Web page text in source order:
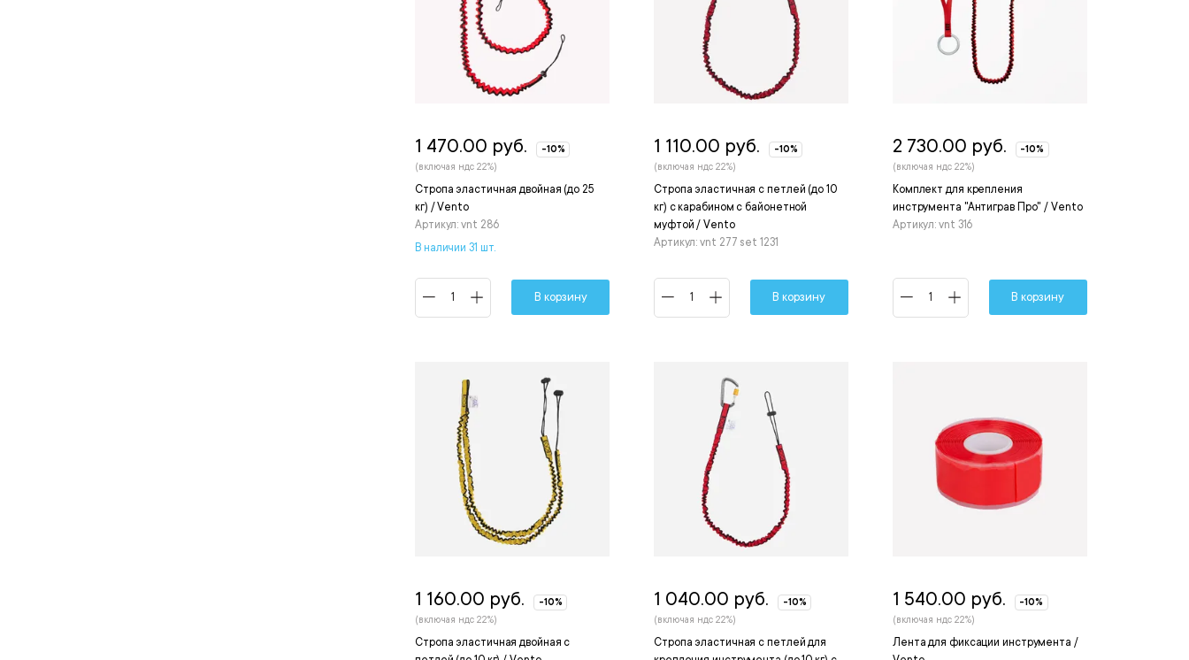
Стропа эластичная двойная (до 25
кг) / Vento
Артикул: vnt 286
1 470.00 руб.
-10%
(включая ндс 22%)
В наличии 31 шт.
В корзину
Стропа эластичная с петлей (до 10
кг) с карабином с байонетной
муфтой / Vento
Артикул: vnt 277 set 1231
1 110.00 руб.
-10%
(включая ндс 22%)
В корзину
Комплект для крепления
инструмента "Антиграв Про" / Vento
Артикул: vnt 316
2 730.00 руб.
-10%
(включая ндс 22%)
В корзину
Стропа эластичная двойная с
1 160.00 руб.
-10%
(включая ндс 22%)
Стропа эластичная с петлей для
1 040.00 руб.
-10%
(включая ндс 22%)
Лента для фиксации инструмента /
1 540.00 руб.
-10%
(включая ндс 22%)